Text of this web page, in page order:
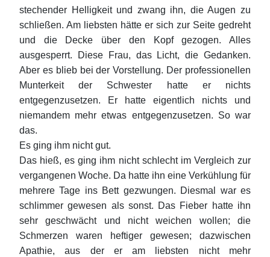
stechender Helligkeit und zwang ihn, die Augen zu
schließen. Am liebsten hätte er sich zur Seite gedreht
und die Decke über den Kopf gezogen. Alles
ausgesperrt. Diese Frau, das Licht, die Gedanken.
Aber es blieb bei der Vorstellung. Der professionellen
Munterkeit der Schwester hatte er nichts
entgegenzusetzen. Er hatte eigentlich nichts und
niemandem mehr etwas entgegenzusetzen. So war
das.
Es ging ihm nicht gut.
Das hieß, es ging ihm nicht schlecht im Vergleich zur
vergangenen Woche. Da hatte ihn eine Verkühlung für
mehrere Tage ins Bett gezwungen. Diesmal war es
schlimmer gewesen als sonst. Das Fieber hatte ihn
sehr geschwächt und nicht weichen wollen; die
Schmerzen waren heftiger gewesen; dazwischen
Apathie, aus der er am liebsten nicht mehr